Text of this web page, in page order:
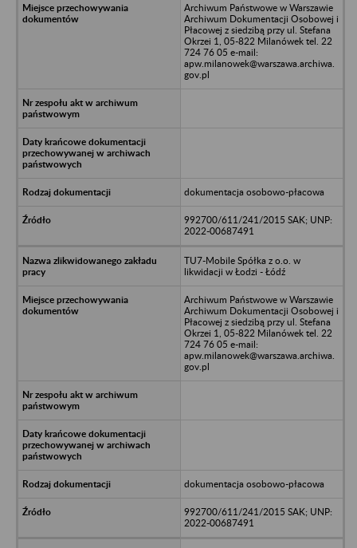
Archiwum Państwowe w Warszawie
Archiwum Dokumentacji Osobowej i
Płacowej z siedzibą przy ul. Stefana
Okrzei 1, 05-822 Milanówek tel. 22
724 76 05 e-mail:
apw.milanowek@warszawa.archiwa.
gov.pl
dokumentacja osobowo-płacowa
992700/611/241/2015 SAK; UNP:
2022-00687491
TU7-Mobile Spółka z o.o. w
likwidacji w Łodzi - Łódź
Archiwum Państwowe w Warszawie
Archiwum Dokumentacji Osobowej i
Płacowej z siedzibą przy ul. Stefana
Okrzei 1, 05-822 Milanówek tel. 22
724 76 05 e-mail:
apw.milanowek@warszawa.archiwa.
gov.pl
dokumentacja osobowo-płacowa
992700/611/241/2015 SAK; UNP:
2022-00687491